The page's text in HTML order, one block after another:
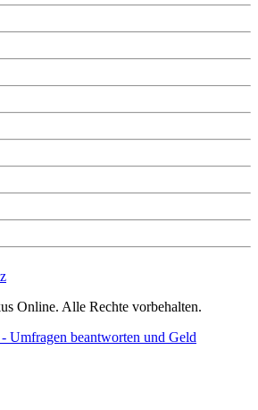
Online. Alle Rechte vorbehalten.